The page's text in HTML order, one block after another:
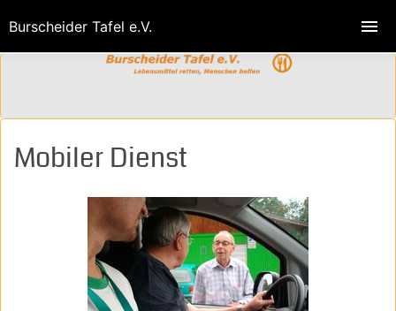
Mobiler Dienst
Burscheider Tafel e.V.